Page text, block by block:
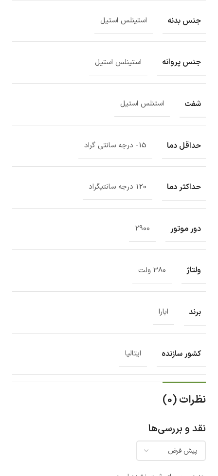
جنس بدنه استینلس استیل
جنس پروانه استینلس استیل
شفت استنلس استیل
حداقل دما 15- درجه سانتی گراد
حداکثر دما 120 درجه سانتیگراد
دور موتور 2900
ولتاژ 380 ولت
برند ابارا
کشور سازنده ایتالیا
نظرات (0)
نقد و بررسی‌ها